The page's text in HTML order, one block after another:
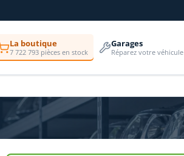
La boutique
7 722 793 pièces en stock
Garages
Réparez votre véhicule